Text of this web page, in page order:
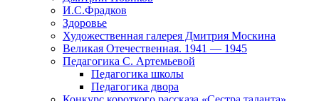
И.С.Фрадков
Здоровье
Художественная галерея Дмитрия Москина
Великая Отечественная. 1941 — 1945
Педагогика С. Артемьевой
Педагогика школы
Педагогика двора